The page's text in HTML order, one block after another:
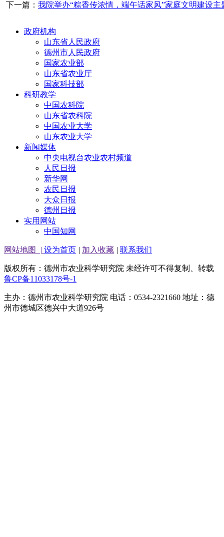
下一篇： 我院举办“粽香传浓情，端午话家风”家庭文明建设主
政府机构
山东省人民政府
德州市人民政府
国家农业部
山东省农业厅
国家科技部
科研教学
中国农科院
山东省农科院
中国农业大学
山东农业大学
新闻媒体
中央电视台农业农村频道
人民日报
新华网
农民日报
大众日报
德州日报
实用网站
中国知网
网站地图 | 设为首页 | 加入收藏 | 联系我们
版权所有：德州市农业科学研究院 未经许可不得复制、转载
鲁CP备11033178号-1
主办：德州市农业科学研究院 电话：0534-2321660 地址：德
州市德城区德兴中大道926号